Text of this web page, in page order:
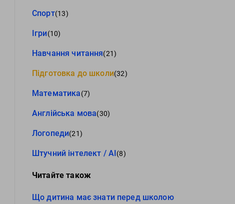
Спорт(13)
Ігри(10)
Навчання читання(21)
Підготовка до школи(32)
Математика(7)
Англійська мова(30)
Логопеди(21)
Штучний інтелект / AI(8)
Читайте також
Що дитина має знати перед школою